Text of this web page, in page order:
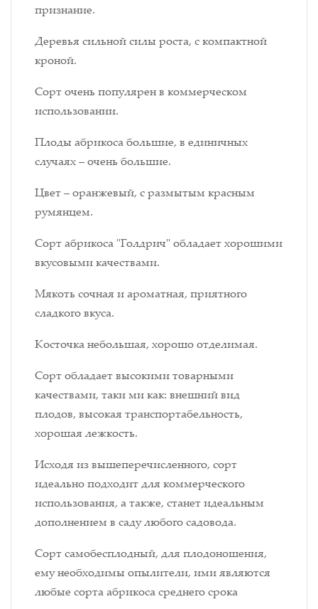
признание.
Деревья сильной силы роста, с компактной
кроной.
Сорт очень популярен в коммерческом
использовании.
Плоды абрикоса большие, в единичных
случаях – очень большие.
Цвет – оранжевый, с размытым красным
румянцем.
Сорт абрикоса "Голдрич" обладает хорошими
вкусовыми качествами.
Мякоть сочная и ароматная, приятного
сладкого вкуса.
Косточка небольшая, хорошо отделимая.
Сорт обладает высокими товарными
качествами, таки ми как: внешний вид
плодов, высокая транспортабельность,
хорошая лежкость.
Исходя из вышеперечисленного, сорт
идеально подходит для коммерческого
использования, а также, станет идеальным
дополнением в саду любого садовода.
Сорт самобесплодный, для плодоношения,
ему необходимы опылители, ими являются
любые сорта абрикоса среднего срока